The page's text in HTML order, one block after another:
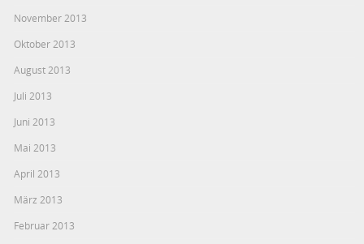
November 2013
Oktober 2013
August 2013
Juli 2013
Juni 2013
Mai 2013
April 2013
März 2013
Februar 2013